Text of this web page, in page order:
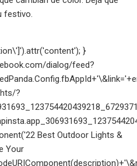
festivo.
}
dialog/feed?
?
Best Outdoor Lights &
Your